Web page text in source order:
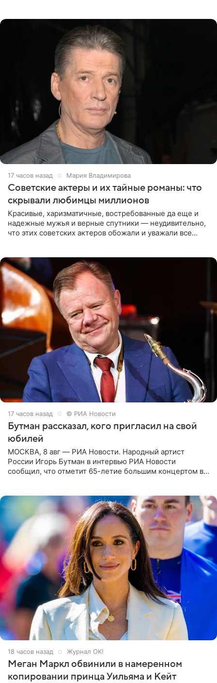
17 часов назад Мария Владимирова
Советские актеры и их тайные романы: что
скрывали любимцы миллионов
Красивые, харизматичные, востребованные да еще и
надежные мужья и верные спутники — неудивительно,
что этих советских актеров обожали и уважали все
17 часов назад © РИА Новости
Бутман рассказал, кого пригласил на свой
юбилей
МОСКВА, 8 авг — РИА Новости. Народный артист
России Игорь Бутман в интервью РИА Новости
сообщил, что отметит 65-летие большим концертом в
18 часов назад Журнал OK!
Меган Маркл обвинили в намеренном
копировании принца Уильяма и Кейт